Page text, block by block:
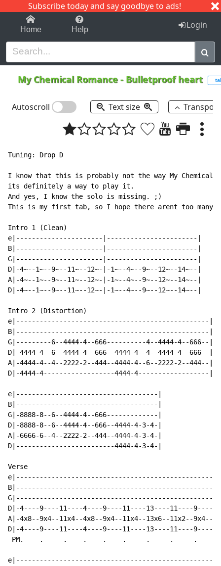
Subscribe today and say goodbye to ads!
1-9 C I J
Home Help Login
My Chemical Romance - Bulletproof heart
Autoscroll Text size
Tuning: Drop D
I know that this is probably not the way My Chemical
its definitely a way to play it.
And yes, I know the solo is missing. ;)
This is my first tab, so I hope there arent too many
Intro 1 (Clean)
e|----------------------|-----------------------|
B|----------------------|-----------------------|
G|----------------------|-----------------------|
D|-4~--1~--9~--11~--12~-|-1~--4~--9~--12~--14~--|
A|-4~--1~--9~--11~--12~-|-1~--4~--9~--12~--14~--|
D|-4~--1~--9~--11~--12~-|-1~--4~--9~--12~--14~--|
Intro 2 (Distortion)
e|-------------------------------------------------|
B|-------------------------------------------------|
G|---------6--4444-4--666----------4--4444-4--666--|
D|-4444-4--6--4444-4--666--4444-4--4--4444-4--666--|
A|-4444-4--4--2222-2--444--4444-4--6--2222-2--444--|
D|-4444-4------------------4444-4------------------|
e|------------------------------------|
B|------------------------------------|
G|-8888-8--6--4444-4--666-------------|
D|-8888-8--6--4444-4--666--4444-4-3-4-|
A|-6666-6--4--2222-2--444--4444-4-3-4-|
D|-------------------------4444-4-3-4-|
Verse
D|-4----9----11----4----9----11----13----11----9----
A|-4x8--9x4--11x4--4x8--9x4--11x4--13x6--11x2--9x4--
D|-4----9----11----4----9----11----13----11----9----
PM.    .     .    .    .    .     .     .     .